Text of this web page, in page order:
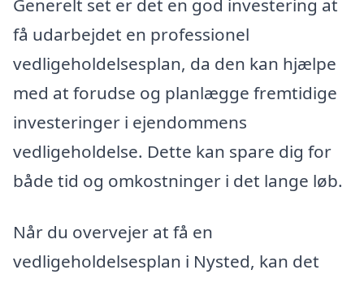
Generelt set er det en god investering at
få udarbejdet en professionel
vedligeholdelsesplan, da den kan hjælpe
med at forudse og planlægge fremtidige
investeringer i ejendommens
vedligeholdelse. Dette kan spare dig for
både tid og omkostninger i det lange løb.
Når du overvejer at få en
vedligeholdelsesplan i Nysted, kan det